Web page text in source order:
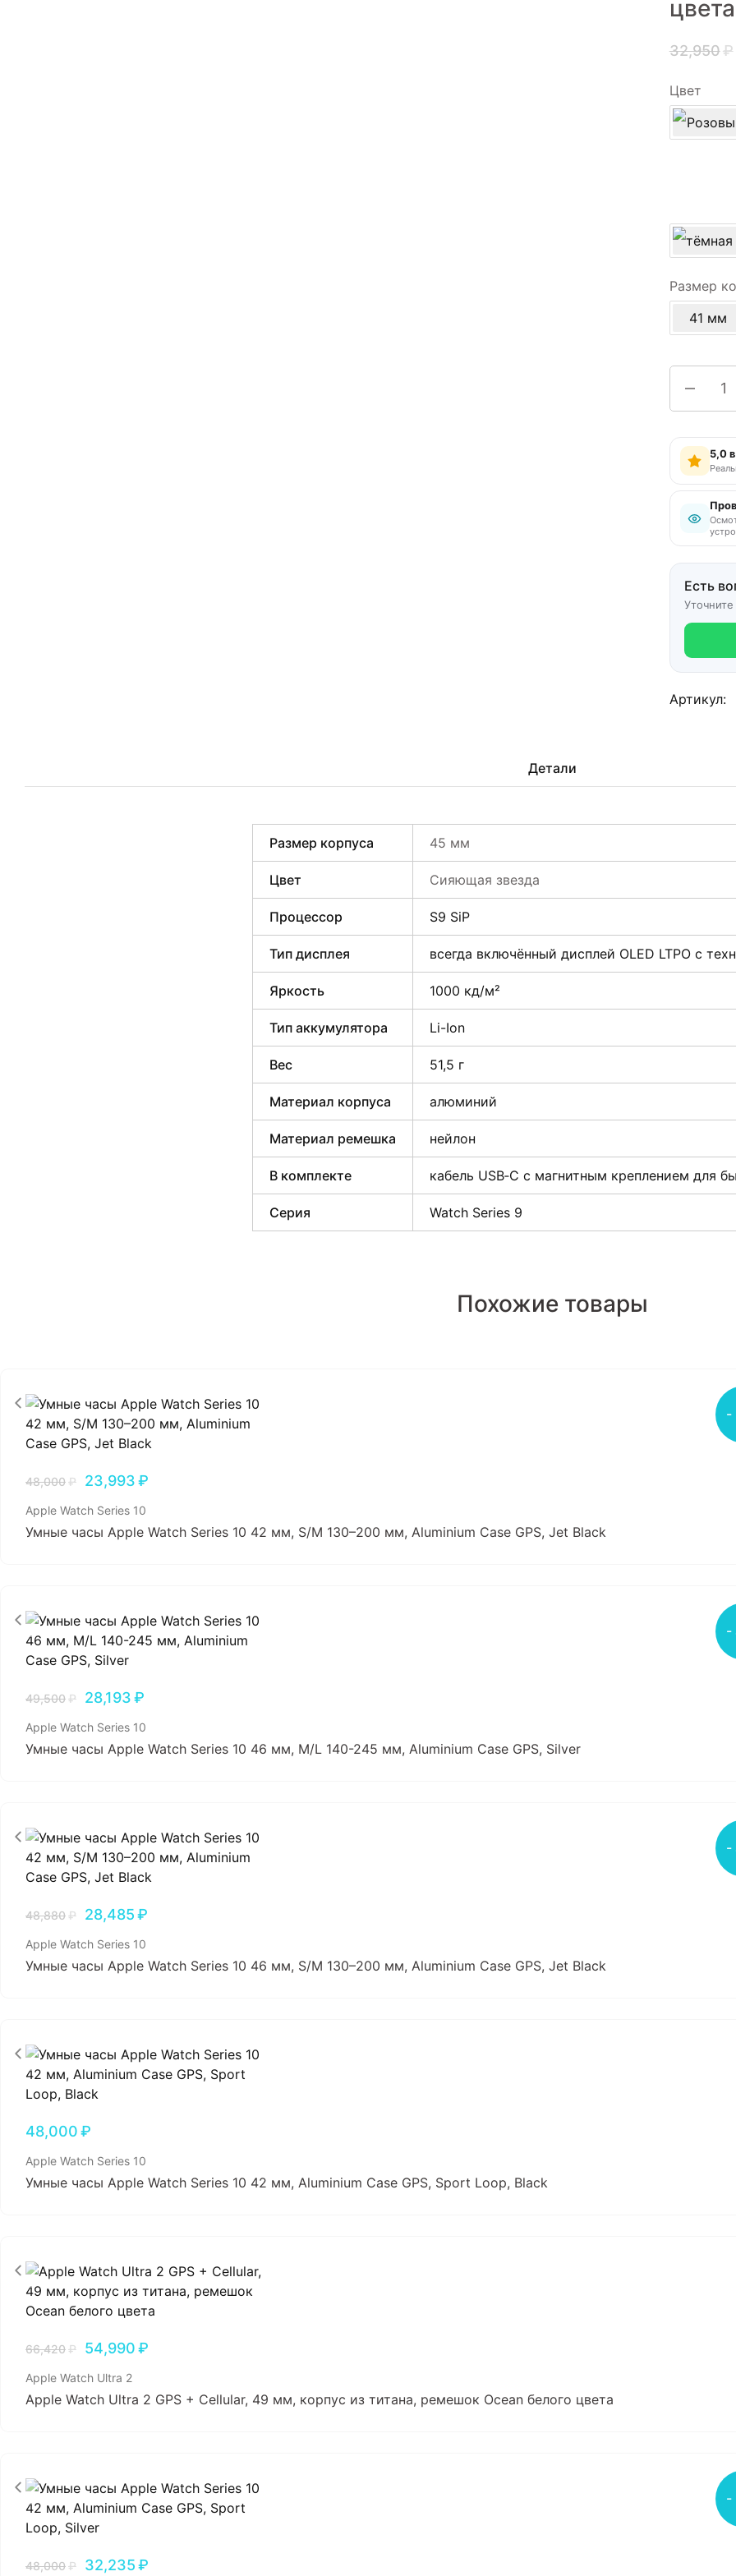
32,950₽
Цвет
Размер
41 мм
5,0
Есть
Артикул:
Детали
Размер корпуса 45 мм
Цвет Сияющая звезда
Процессор S9 SiP
Тип дисплея всегда включённый дисплей OLED LTPO с
Яркость 1000 кд/м²
Тип аккумулятора Li-Ion
Вес 51,5 г
Материал корпуса алюминий
Материал ремешка нейлон
В комплекте кабель USB‑C с магнитным креплением для
Серия Watch Series 9
Похожие товары
-
48,000₽ 23,993₽
Apple Watch Series 10
Умные часы Apple Watch Series 10 42 мм, S/M 130–200 мм, Aluminium Case GPS, Jet Black
-
49,500₽ 28,193₽
Apple Watch Series 10
Умные часы Apple Watch Series 10 46 мм, M/L 140-245 мм, Aluminium Case GPS, Silver
-
48,880₽ 28,485₽
Apple Watch Series 10
Умные часы Apple Watch Series 10 46 мм, S/M 130–200 мм, Aluminium Case GPS, Jet Black
48,000₽
Apple Watch Series 10
Умные часы Apple Watch Series 10 42 мм, Aluminium Case GPS, Sport Loop, Black
66,420₽ 54,990₽
Apple Watch Ultra 2
Apple Watch Ultra 2 GPS + Cellular, 49 мм, корпус из титана, ремешок Ocean белого цвета
-
48,000₽ 32,235₽